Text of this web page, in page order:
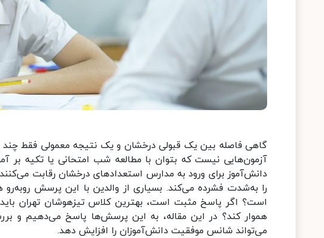
گاهی فاصله بین یک قبولی درخشان و یک نتیجه معمولی فقط
آزمون‌هایی نیست که بتوان با مطالعه شب امتحانی یا تکیه بر
دانش‌آموز برای ورود به مدارس استعدادهای درخشان رقابت
را به‌شدت فشرده می‌کند. بسیاری از والدین با این پرسش
است؟ اگر پاسخ مثبت است، بهترین کلاس تیزهوشان تهران
هموار کند؟ در این مقاله، به این پرسش‌ها پاسخ می‌دهیم و
می‌تواند شانس موفقیت دانش‌آموزان را افزایش دهد.